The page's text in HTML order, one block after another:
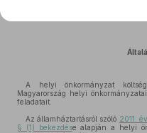
A helyi önkormányzat
Magyarország helyi
feladatait.
Az államháztartásról szóló 2011.
§ (1) bekezdése alapján a helyi